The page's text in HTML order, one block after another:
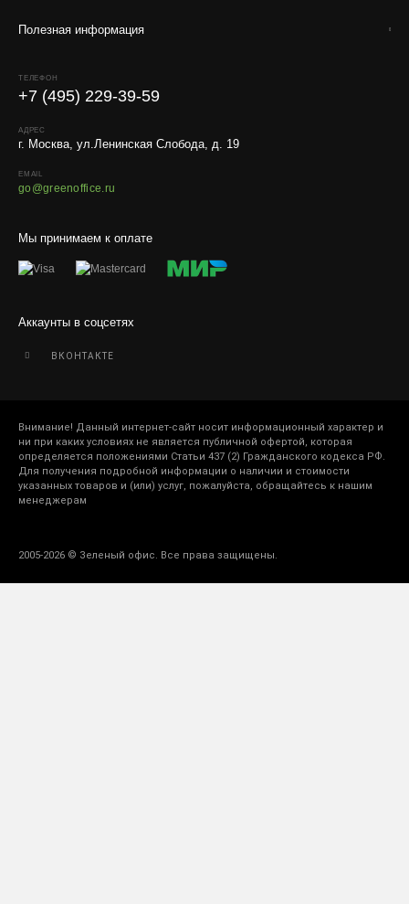
Полезная информация
Мы принимаем к оплате
Аккаунты в соцсетях
ВКОНТАКТЕ
ТЕЛЕФОН
+7 (495) 229-39-59
АДРЕС
г. Москва, ул.Ленинская Слобода, д. 19
EMAIL
go@greenoffice.ru
Внимание! Данный интернет-сайт носит информационный характер и
ни при каких условиях не является публичной офертой, которая
определяется положениями Статьи 437 (2) Гражданского кодекса РФ.
Для получения подробной информации о наличии и стоимости
указанных товаров и (или) услуг, пожалуйста, обращайтесь к нашим
менеджерам
2005-2026 © Зеленый офис. Все права защищены.